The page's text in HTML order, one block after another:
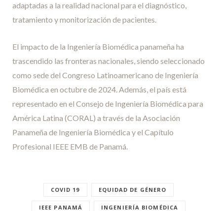
adaptadas a la realidad nacional para el diagnóstico,
tratamiento y monitorización de pacientes.
El impacto de la Ingeniería Biomédica panameña ha
trascendido las fronteras nacionales, siendo seleccionado
como sede del Congreso Latinoamericano de Ingeniería
Biomédica en octubre de 2024. Además, el país está
representado en el Consejo de Ingeniería Biomédica para
América Latina (CORAL) a través de la Asociación
Panameña de Ingeniería Biomédica y el Capítulo
Profesional IEEE EMB de Panamá.
COVID 19 EQUIDAD DE GÉNERO
IEEE PANAMÁ INGENIERÍA BIOMÉDICA